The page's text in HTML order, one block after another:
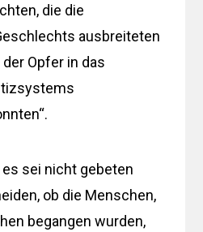
die die
ausbreiteten
Opfer in das
es sei nicht gebeten
ob die Menschen,
begangen wurden,